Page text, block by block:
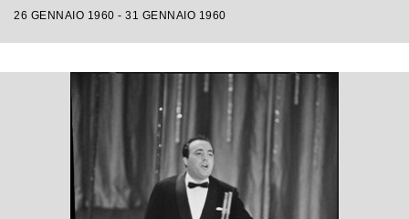
26 GENNAIO 1960 - 31 GENNAIO 1960